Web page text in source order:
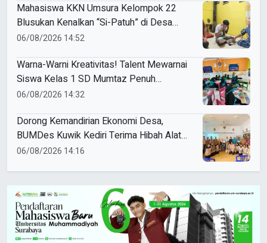
Mahasiswa KKN Umsura Kelompok 22
Blusukan Kenalkan “Si-Patuh” di Desa
Banjarkejen
06/08/2026 14:52
Warna-Warni Kreativitas! Talent Mewarnai
Siswa Kelas 1 SD Mumtaz Penuh
Keceriaan
06/08/2026 14:32
Dorong Kemandirian Ekonomi Desa,
BUMDes Kuwik Kediri Terima Hibah Alat
Pencetak Briket Biomassa Briqpress
06/08/2026 14:16